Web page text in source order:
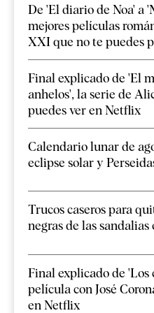
De 'El diario de Noa' a
mejores películas
XXI que no te puedes
Final explicado de 'El
anhelos', la serie de
puedes ver en Netflix
Calendario lunar de
eclipse solar y
Trucos caseros para
negras de las sandalias
Final explicado de 'Los
película con José
en Netflix